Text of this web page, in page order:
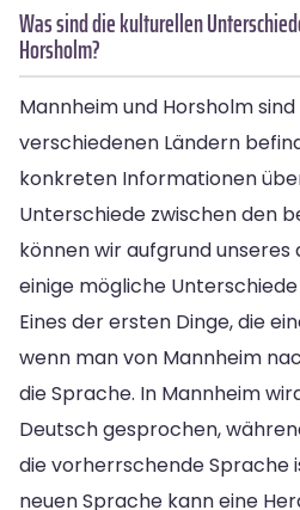
Was sind die kulturellen
Horsholm?
Mannheim und Horsholm
verschiedenen Ländern
konkreten Informationen
Unterschiede zwischen den
können wir aufgrund unseres
einige mögliche
Eines der ersten Dinge, die
wenn man von Mannheim
die Sprache. In Mannheim
Deutsch gesprochen,
die vorherrschende Sprache
neuen Sprache kann eine